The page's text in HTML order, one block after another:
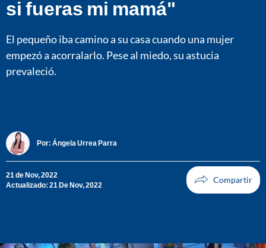
si fueras mi mamá"
El pequeño iba camino a su casa cuando una mujer
empezó a acorralarlo. Pese al miedo, su astucia
prevaleció.
Por: Ángela Urrea Parra
21 de Nov, 2022
Actualizado: 21 De Nov, 2022